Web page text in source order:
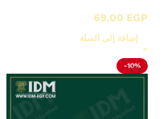
69.00 EGP
إضافة إلى السلة
-10%